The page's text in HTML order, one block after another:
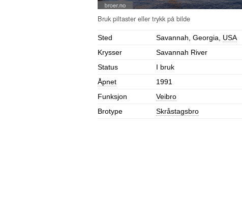
Sted Savannah, Georgia, USA
Krysser
Savannah River
Status
I bruk
Åpnet
1991
Funksjon
Veibro
Brotype
Skråstagsbro